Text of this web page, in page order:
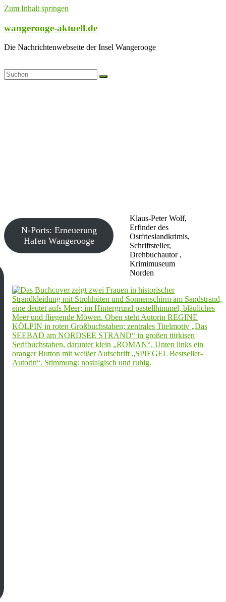
Zum Inhalt springen
wangerooge-aktuell.de
Die Nachrichtenwebseite der Insel Wangerooge
Klaus-Peter Wolf,
Erfinder des
Ostfrieslandkrimis,
Schriftsteller,
Drehbuchautor ,
Krimimuseum
Norden
N-Ports: Erneuerung
Hafen Wangerooge